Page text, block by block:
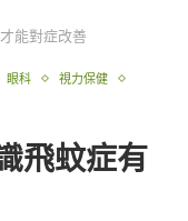
能對症改善
眼科
視力保健
飛蚊症有